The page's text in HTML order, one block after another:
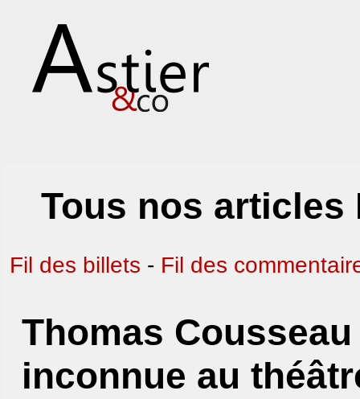
Tous nos articles
Fil des billets - Fil des
Thomas
inconnue au